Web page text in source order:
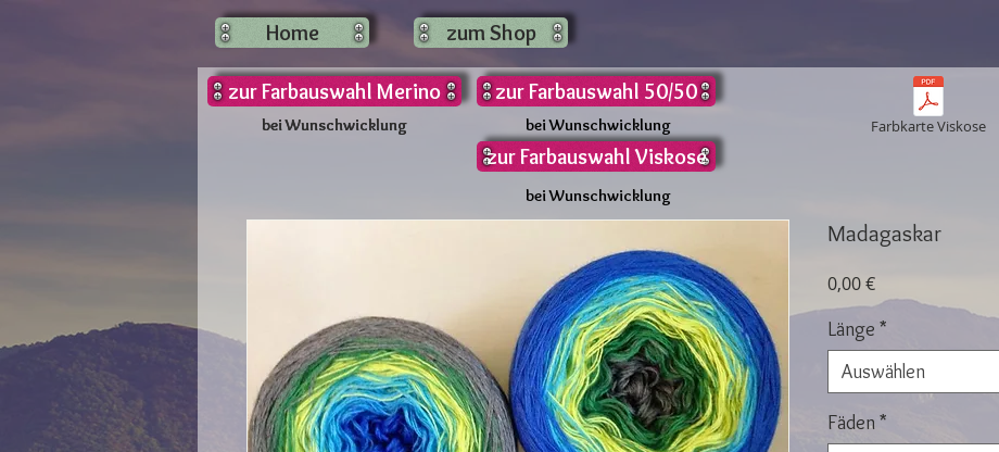
Home zum Shop
Madagaskar
0,00 €Preis
Länge *
Auswählen
Fäden*
bei Wunschwicklung
bei Wunschwicklung
zur Farbauswahl 50/50
bei Wunschwicklung
zur Farbauswahl Merino
Farbkarte Viskose
zur Farbauswahl Viskose
bei Wunschwicklung